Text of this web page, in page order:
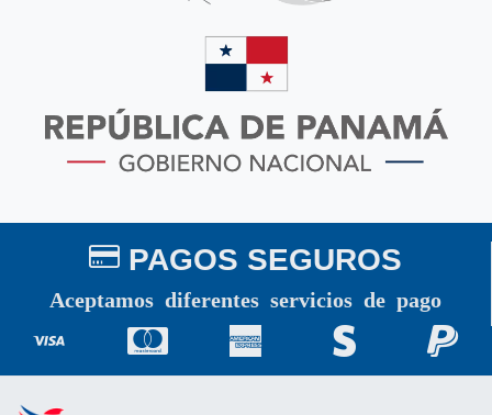
PAGOS SEGUROS
Aceptamos diferentes servicios de pago